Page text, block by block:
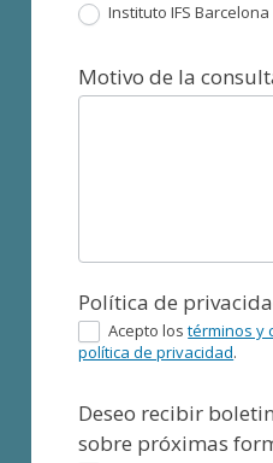
Instituto IFS Barcelona
Motivo de la
Política de
Acepto lostérminos y
política de privacidad.
Deseo recibir
sobre próximas